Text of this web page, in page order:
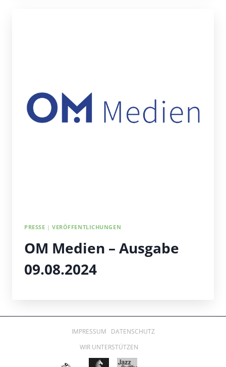
PRESSE |VERÖFFENTLICHUNGEN
OM Medien – Ausgabe
09.08.2024
IMPRESSUM
DATENSCHUTZ
WIR UNTERSTÜTZEN